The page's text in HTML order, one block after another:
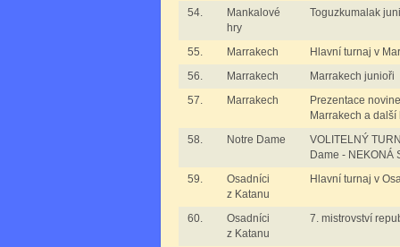
54.
Mankalové
hry
Toguzkumalak
55. Marrakech
Hlavní turnaj v
56.
Marrakech
Marrakech junioři
57.
Marrakech
Prezentace
Marrakech a další
58.
Notre Dame
VOLITELNÝ
Dame - NEKONÁ
59.
Osadníci
z Katanu
Hlavní turnaj v
60.
Osadníci
z Katanu
7. mistrovství